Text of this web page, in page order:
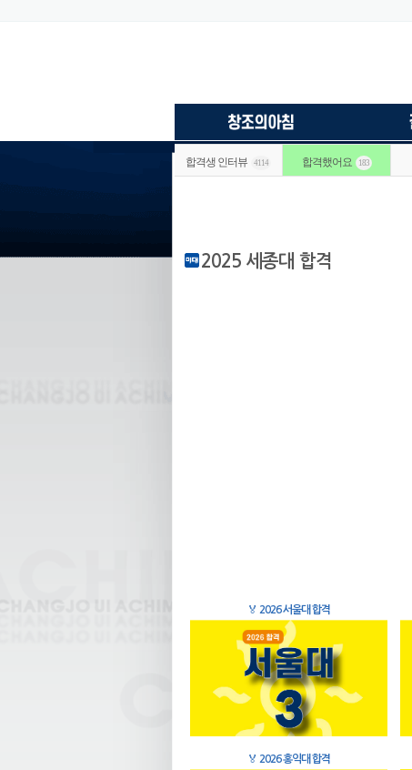
합격생 인터뷰 4114 합격했어요 183
2025 세종대 합격
🏅 2026 서울대 합격
🏅 2026 홍익대 합격